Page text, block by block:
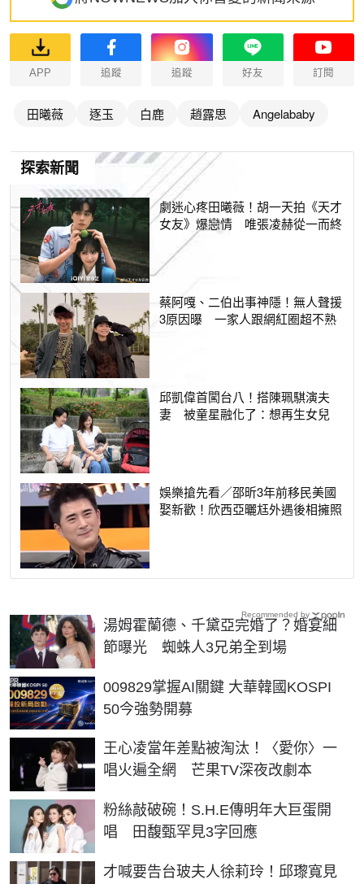
APP 追蹤 追蹤 好友 訂閱
田曦薇 逐玉 白鹿 趙露思 Angelababy
探索新聞
劇迷心疼田曦薇！胡一天拍《天才
女友》爆戀情 唯張凌赫從一而終
蔡阿嘎、二伯出事神隱！無人聲援
3原因曝 一家人跟網紅圈超不熟
邱凱偉首闖台八！搭陳珮騏演夫
妻 被童星融化了：想再生女兒
娛樂搶先看／邵昕3年前移民美國
娶新歡！欣西亞曬尪外遇後相擁照
湯姆霍蘭德、千黛亞完婚了？婚宴細
節曝光 蜘蛛人3兄弟全到場
009829掌握AI關鍵 大華韓國KOSPI
50今強勢開募
PR
王心凌當年差點被淘汰！〈愛你〉一
唱火遍全網 芒果TV深夜改劇本
粉絲敲破碗！S.H.E傳明年大巨蛋開
唱 田馥甄罕見3字回應
才喊要告台玻夫人徐莉玲！邱瓈寬見
Recommended by